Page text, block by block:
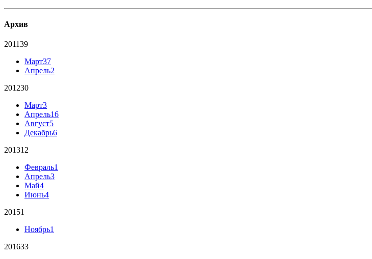
Архив
201139
Март37
Апрель2
201230
Март3
Апрель16
Август5
Декабрь6
201312
Февраль1
Апрель3
Май4
Июнь4
20151
Ноябрь1
201633